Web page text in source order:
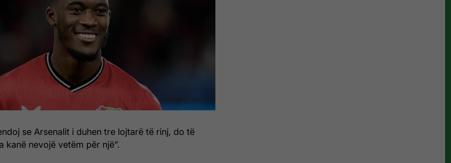
se Arsenalit i duhen tre lojtarë të rinj, do të
kanë nevojë vetëm për një”.